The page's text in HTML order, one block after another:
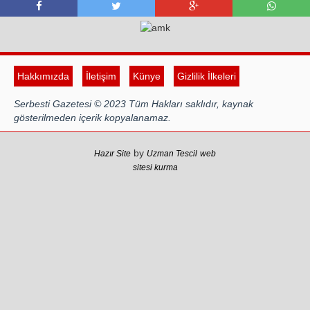
Hakkımızda İletişim Künye Gizlilik İlkeleri
Serbesti Gazetesi © 2023 Tüm Hakları saklıdır, kaynak
gösterilmeden içerik kopyalanamaz.
Hazır Site by Uzman Tescil web
sitesi kurma